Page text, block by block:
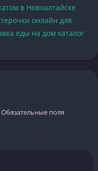
в Новоалтайске
онлайн для
еды на дом каталог
Обязательные поля